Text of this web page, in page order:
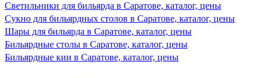
Светильники для бильярда в Саратове, каталог, цены
Сукно для бильярдных столов в Саратове, каталог, цены
Шары для бильярда в Саратове, каталог, цены
Бильярдные столы в Саратове, каталог, цены
Бильярдные кии в Саратове, каталог, цены